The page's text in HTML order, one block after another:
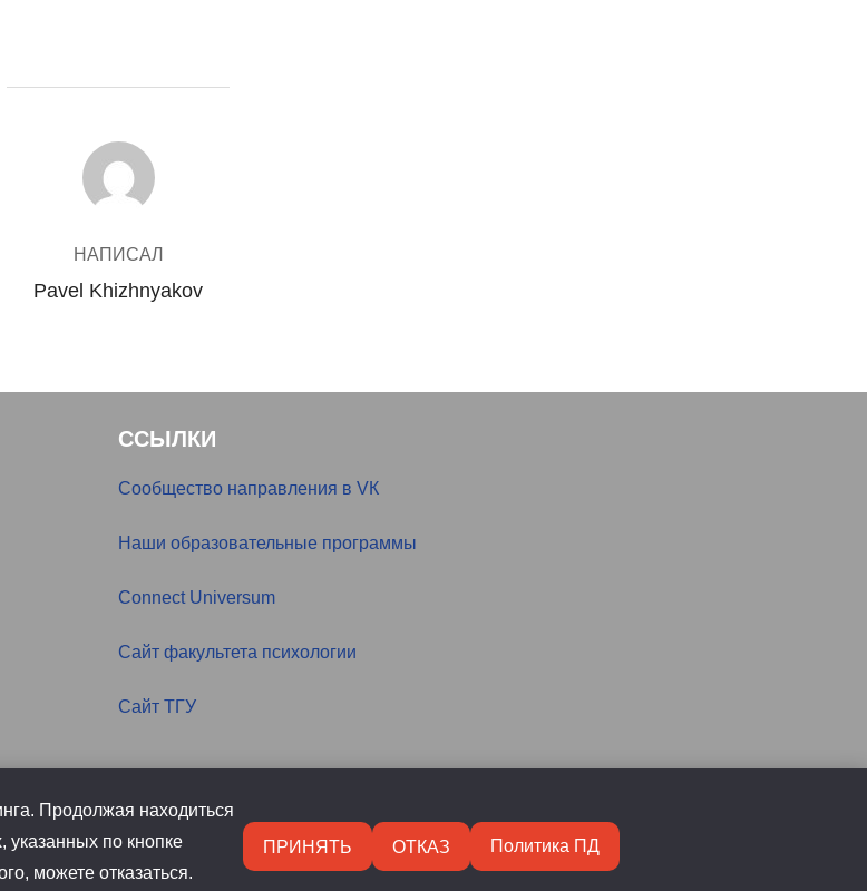
АВТОР ЗАПИСИ
НАПИСАЛ
Pavel Khizhnyakov
ССЫЛКИ
Сообщество направления в VК
Наши образовательные программы
Connect Universum
Сайт факультета психологии
Сайт ТГУ
Продолжая находиться
указанных по кнопке
можете отказаться.
ПРИНЯТЬ ОТКАЗ Политика ПД